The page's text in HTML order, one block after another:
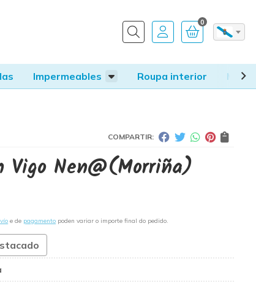
Buscar
0
Impermeables Roupa interior
COMPARTIR:
Vigo Nen@(Morriña)
e de pagamento poden variar o importe final do pedido.